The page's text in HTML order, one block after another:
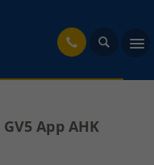
App AHK